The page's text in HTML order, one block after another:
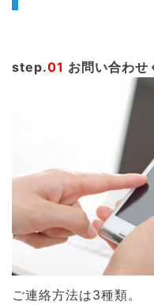
step.01 お問い合わせ
ご連絡方法は3種類。